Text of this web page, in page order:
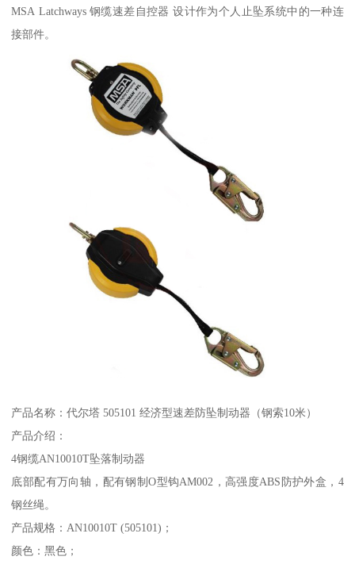
MSA Latchways 钢缆速差自控器 设计作为个人止坠系统中的一种连
接部件。
产品名称：代尔塔 505101 经济型速差防坠制动器（钢索10米）
产品介绍：
4钢缆AN10010T坠落制动器
底部配有万向轴，配有钢制O型钩AM002，高强度ABS防护外盒，4
钢丝绳。
产品规格：AN10010T (505101)；
颜色：黑色；